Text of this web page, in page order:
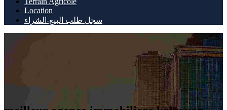
Location
سجل طلب البيع-الشراء